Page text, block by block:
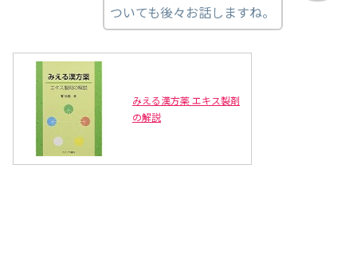
ついても後々お話しますね。
みえる漢方薬 エキス製剤
の解説